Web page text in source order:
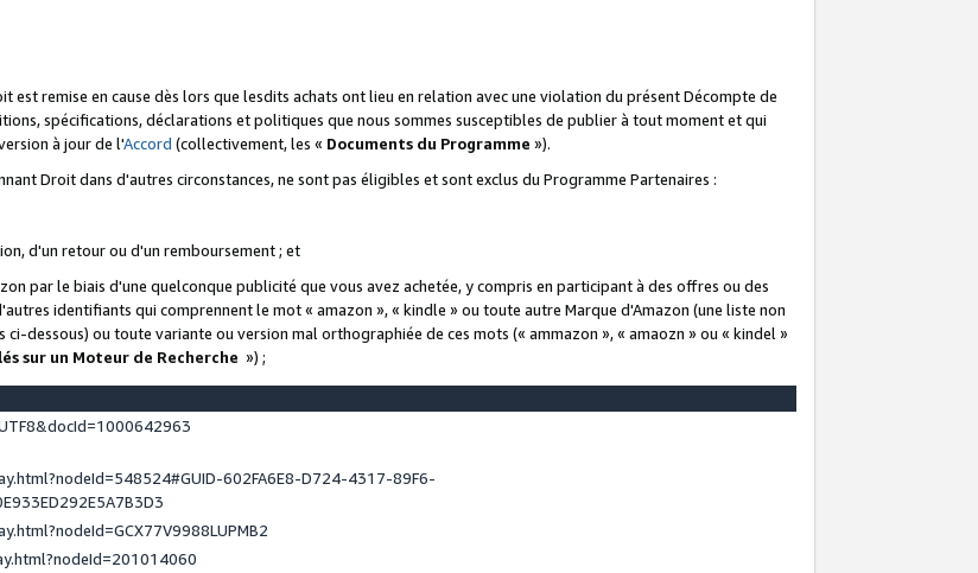
remise en cause dès lors que lesdits achats ont lieu en relation avec une violation du présent Décompte de
spécifications, déclarations et politiques que nous sommes susceptibles de publier à tout moment et qui
à jour de l'Accord (collectivement, les « Documents du Programme »).
Droit dans d'autres circonstances, ne sont pas éligibles et sont exclus du Programme Partenaires :
d'un retour ou d'un remboursement ; et
par le biais d'une quelconque publicité que vous avez achetée, y compris en participant à des offres ou des
identifiants qui comprennent le mot « amazon », « kindle » ou toute autre Marque d'Amazon (une liste non
dessous) ou toute variante ou version mal orthographiée de ces mots (« ammazon », « amaozn » ou « kindel »
sur un Moteur de Recherche ») ;
602FA6E8-D724-4317-89F6-